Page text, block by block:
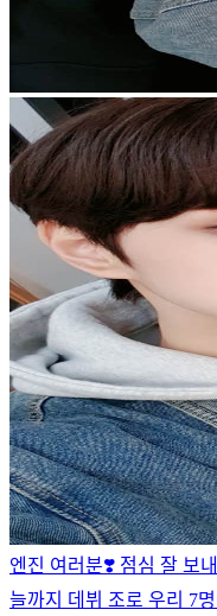
엔진 여러분❣️ 점심 잘 보
늘까지 데뷔 조로 우리 7